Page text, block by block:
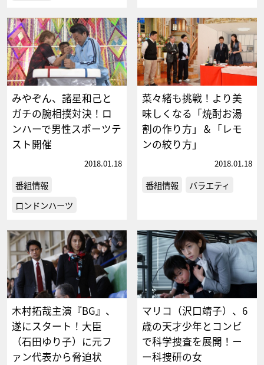
みやぞん、諸星和己と
ガチの腕相撲対決！ロ
ンハーで男性スポーツテ
スト開催
2018.01.18
番組情報
ロンドンハーツ
菜々緒も挑戦！より美
味しくなる「焼酎お湯
割の作り方」＆「レモ
ンの絞り方」
2018.01.18
番組情報 バラエティ
木村拓哉主演『BG』、
遂にスタート！大臣
（石田ゆり子）に元フ
ァン代表から脅迫状
マリコ（沢口靖子）、6
歳の天才少年とコンビ
で科学捜査を展開！ー
ー科捜研の女